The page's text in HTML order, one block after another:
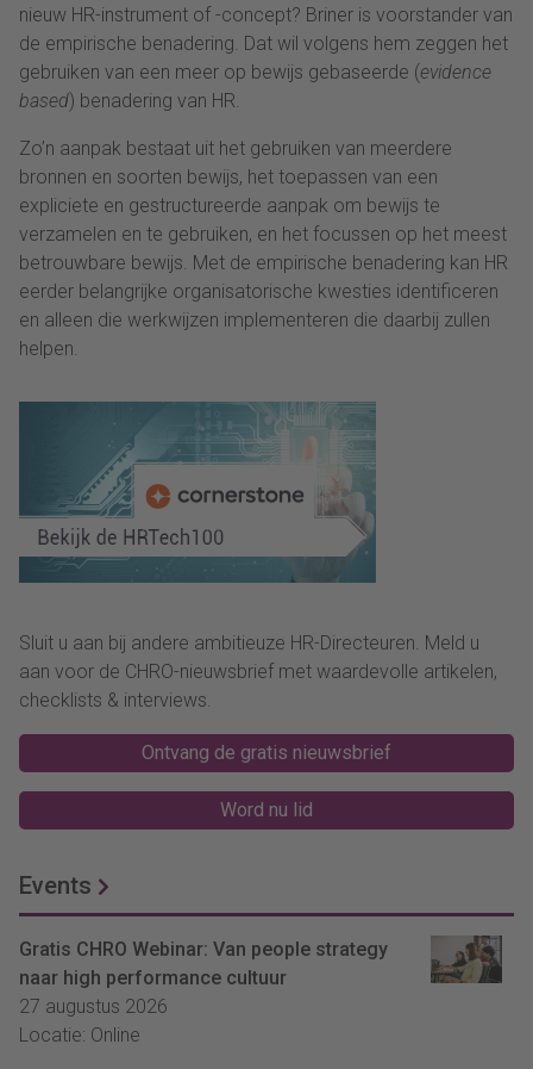
nieuw HR-instrument of -concept? Briner is voorstander van
de empirische benadering. Dat wil volgens hem zeggen het
gebruiken van een meer op bewijs gebaseerde (evidence
based) benadering van HR.
Zo’n aanpak bestaat uit het gebruiken van meerdere
bronnen en soorten bewijs, het toepassen van een
expliciete en gestructureerde aanpak om bewijs te
verzamelen en te gebruiken, en het focussen op het meest
betrouwbare bewijs. Met de empirische benadering kan HR
eerder belangrijke organisatorische kwesties identificeren
en alleen die werkwijzen implementeren die daarbij zullen
helpen.
Sluit u aan bij andere ambitieuze HR-Directeuren. Meld u
aan voor de CHRO-nieuwsbrief met waardevolle artikelen,
checklists & interviews.
Ontvang de gratis nieuwsbrief
Word nu lid
Events
Gratis CHRO Webinar: Van people strategy
naar high performance cultuur
27 augustus 2026
Locatie: Online